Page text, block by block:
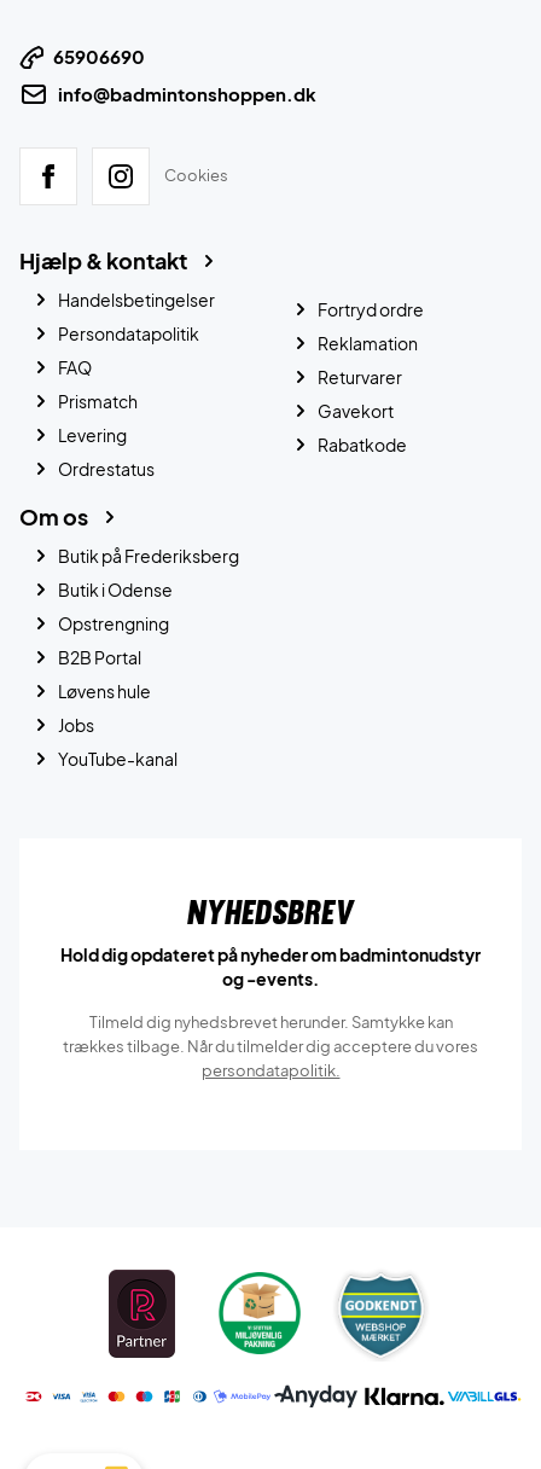
65906690
info@badmintonshoppen.dk
Cookies
Hjælp & kontakt
Handelsbetingelser
Persondatapolitik
FAQ
Prismatch
Levering
Ordrestatus
Fortryd ordre
Reklamation
Returvarer
Gavekort
Rabatkode
Om os
Butik på Frederiksberg
Butik i Odense
Opstrengning
B2B Portal
Løvens hule
Jobs
YouTube-kanal
Nyhedsbrev
Hold dig opdateret på nyheder om badmintonudstyr
og -events.
Tilmeld dig nyhedsbrevet herunder. Samtykke kan
trækkes tilbage. Når du tilmelder dig acceptere du vores
persondatapolitik.